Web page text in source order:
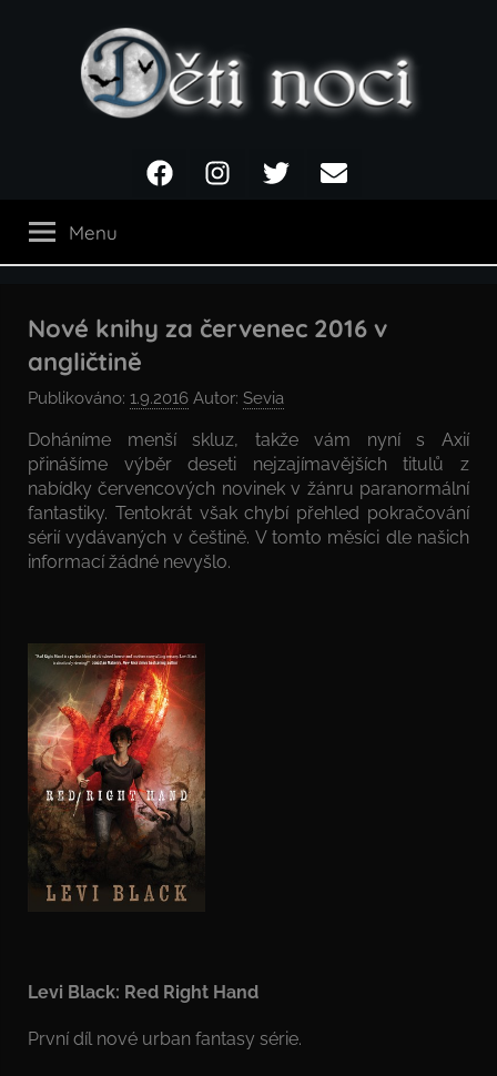
noci
FacebookInstagramTwitter Email
Menu
Nové knihy za červenec 2016 v
angličtině
Publikováno: 1.9.2016 Autor: Sevia
Doháníme menší skluz, takže vám nyní s Axií
přinášíme výběr deseti nejzajímavějších titulů z
nabídky červencových novinek v žánru paranormální
fantastiky. Tentokrát však chybí přehled pokračování
sérií vydávaných v češtině. V tomto měsíci dle našich
informací žádné nevyšlo.
Levi Black: Red Right Hand
První díl nové urban fantasy série.